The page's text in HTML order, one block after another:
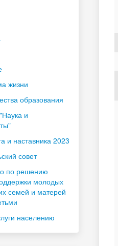
жизни
образования
и
и наставника 2023
совет
по решению
молодых
семей и матерей
населению